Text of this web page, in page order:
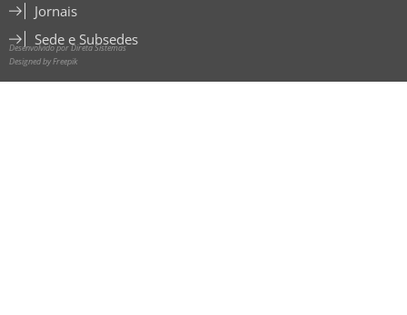
Jornais
Sede e Subsedes
Desenvolvido por Direta Sistemas
Designed by Freepik